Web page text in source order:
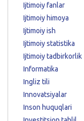
Ijtimoiy fanlar
Ijtimoiy himoya
Ijtimoiy ish
Ijtimoiy statistika
Ijtimoiy tadbirkorlik
Informatika
Ingliz tili
Innovatsiyalar
Inson huquqlari